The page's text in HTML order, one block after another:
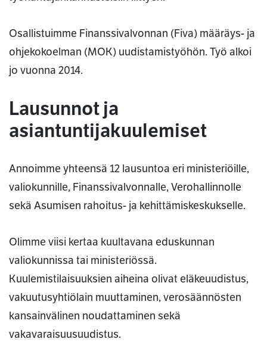
Osallistuimme Finanssivalvonnan (Fiva) määräys- ja
ohjekokoelman (MOK) uudistamistyöhön. Työ alkoi
jo vuonna 2014.
Lausunnot ja
asiantuntijakuulemiset
Annoimme yhteensä 12 lausuntoa eri ministeriöille,
valiokunnille, Finanssivalvonnalle, Verohallinnolle
sekä Asumisen rahoitus- ja kehittämiskeskukselle.
Olimme viisi kertaa kuultavana eduskunnan
valiokunnissa tai ministeriössä.
Kuulemistilaisuuksien aiheina olivat eläkeuudistus,
vakuutusyhtiölain muuttaminen, verosäännösten
kansainvälinen noudattaminen sekä
vakavaraisuusuudistus.